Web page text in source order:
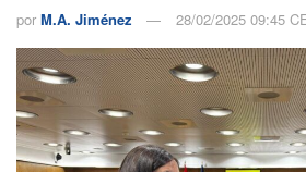
por M.A. Jiménez 28/02/2025 09:45